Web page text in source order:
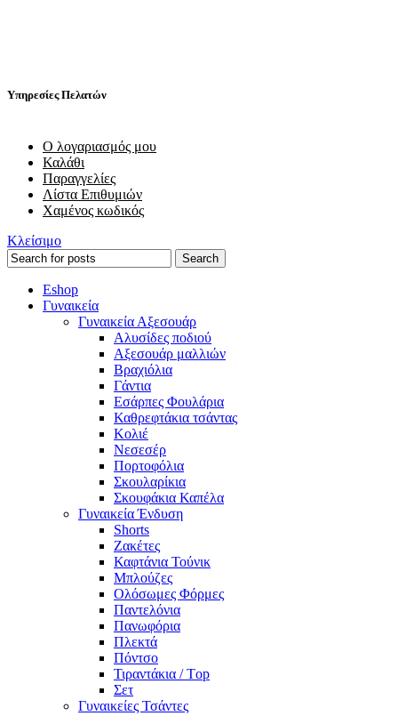
Υπηρεσίες Πελατών
Ο λογαριασμός μου
Καλάθι
Παραγγελίες
Λίστα Επιθυμιών
Χαμένος κωδικός
Κλείσιμο
Search
Eshop
Γυναικεία
Γυναικεία Αξεσουάρ
Αλυσίδες ποδιού
Αξεσουάρ μαλλιών
Βραχιόλια
Γάντια
Εσάρπες Φουλάρια
Καθρεφτάκια τσάντας
Κολιέ
Νεσεσέρ
Πορτοφόλια
Σκουλαρίκια
Σκουφάκια Καπέλα
Γυναικεία Ένδυση
Shorts
Ζακέτες
Καφτάνια Τούνικ
Μπλούζες
Ολόσωμες Φόρμες
Παντελόνια
Πανωφόρια
Πλεκτά
Πόντσο
Τιραντάκια / Τop
Σετ
Γυναικείες Τσάντες